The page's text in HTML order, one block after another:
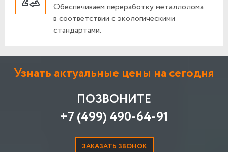
Обеспечиваем переработку металлолома
в соответствии с экологическими
стандартами.
Узнать актуальные цены на сегодня
ПОЗВОНИТЕ
+7 (499) 490-64-91
ЗАКАЗАТЬ ЗВОНОК